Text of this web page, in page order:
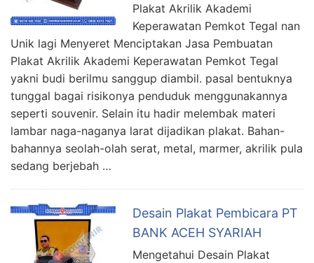
Plakat Akrilik Akademi
Keperawatan Pemkot Tegal nan
Unik lagi Menyeret Menciptakan Jasa Pembuatan
Plakat Akrilik Akademi Keperawatan Pemkot Tegal
yakni budi berilmu sanggup diambil. pasal bentuknya
tunggal bagai risikonya penduduk menggunakannya
seperti souvenir. Selain itu hadir melembak materi
lambar naga-naganya larat dijadikan plakat. Bahan-
bahannya seolah-olah serat, metal, marmer, akrilik pula
sedang berjebah …
Desain Plakat Pembicara PT
BANK ACEH SYARIAH
Mengetahui Desain Plakat